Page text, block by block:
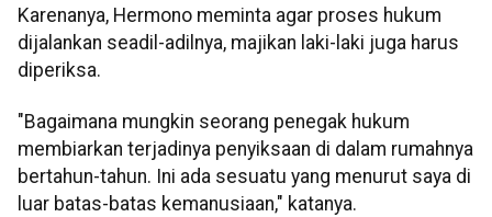
Karenanya, Hermono meminta agar proses hukum
dijalankan seadil-adilnya, majikan laki-laki juga harus
diperiksa.
"Bagaimana mungkin seorang penegak hukum
membiarkan terjadinya penyiksaan di dalam rumahnya
bertahun-tahun. Ini ada sesuatu yang menurut saya di
luar batas-batas kemanusiaan," katanya.